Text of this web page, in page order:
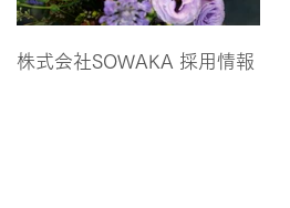
株式会社SOWAKA 採用情報